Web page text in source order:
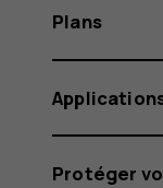
Plans
Protéger